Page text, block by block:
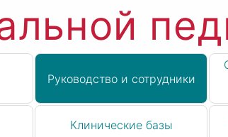
Руководство и сотрудники
Клинические базы